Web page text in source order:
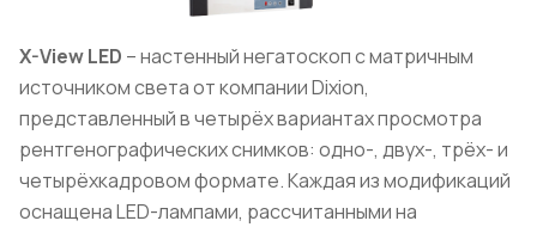
X-View LED – настенный негатоскоп с матричным
источником света от компании Dixion,
представленный в четырёх вариантах просмотра
рентгенографических снимков: одно-, двух-, трёх- и
четырёхкадровом формате. Каждая из модификаций
оснащена LED-лампами, рассчитанными на